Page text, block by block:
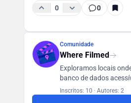
0 0
Comunidade
Where Filmed
Exploramos locais
banco de dados
Inscritos: 10 · Autores: 2